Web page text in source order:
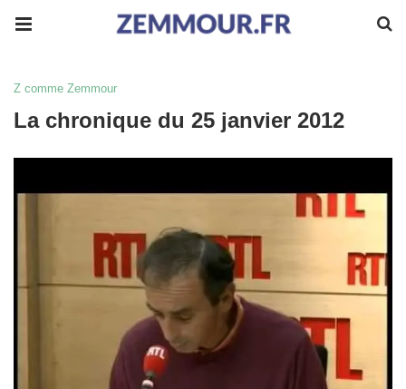
Z comme Zemmour
La chronique du 25 janvier 2012